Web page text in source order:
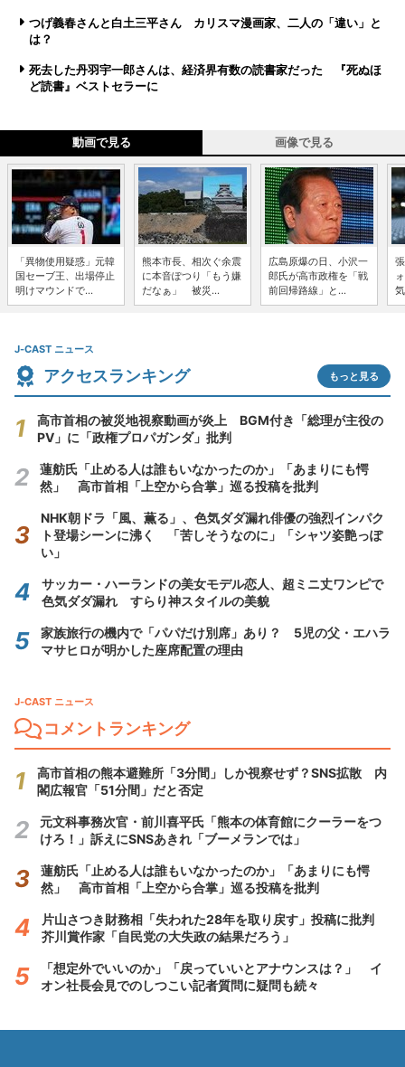
つげ義春さんと白土三平さん カリスマ漫画家、二人の「違い」と
は？
死去した丹羽宇一郎さんは、経済界有数の読書家だった 『死ぬほ
ど読書』ベストセラーに
動画で見る 画像で見る
「異物使用疑惑」元韓
国セーブ王、出場停止
明けマウンドで...
熊本市長、相次ぐ余震
に本音ぽつり「もう嫌
だなぁ」 被災...
広島原爆の日、小沢一
郎氏が高市政権を「戦
前回帰路線」と...
J-CAST ニュース
アクセスランキング もっと見る
高市首相の被災地視察動画が炎上 BGM付き「総理が主役の
PV」に「政権プロパガンダ」批判
蓮舫氏「止める人は誰もいなかったのか」「あまりにも愕
然」 高市首相「上空から合掌」巡る投稿を批判
NHK朝ドラ「風、薫る」、色気ダダ漏れ俳優の強烈インパク
ト登場シーンに沸く 「苦しそうなのに」「シャツ姿艶っぽ
い」
サッカー・ハーランドの美女モデル恋人、超ミニ丈ワンピで
色気ダダ漏れ すらり神スタイルの美貌
家族旅行の機内で「パパだけ別席」あり？ 5児の父・エハラ
マサヒロが明かした座席配置の理由
J-CAST ニュース
コメントランキング
高市首相の熊本避難所「3分間」しか視察せず？SNS拡散 内
閣広報官「51分間」だと否定
元文科事務次官・前川喜平氏「熊本の体育館にクーラーをつ
けろ！」訴えにSNSあきれ「ブーメランでは」
蓮舫氏「止める人は誰もいなかったのか」「あまりにも愕
然」 高市首相「上空から合掌」巡る投稿を批判
片山さつき財務相「失われた28年を取り戻す」投稿に批判
芥川賞作家「自民党の大失政の結果だろう」
「想定外でいいのか」「戻っていいとアナウンスは？」 イ
オン社長会見でのしつこい記者質問に疑問も続々